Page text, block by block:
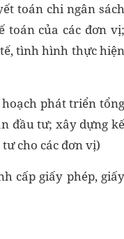
toán chi ngân sách
toán của các đơn vị;
tình hình thực hiện
phát triển tổng
đầu tư; xây dựng kế
cho các đơn vị)
cấp giấy phép, giấy